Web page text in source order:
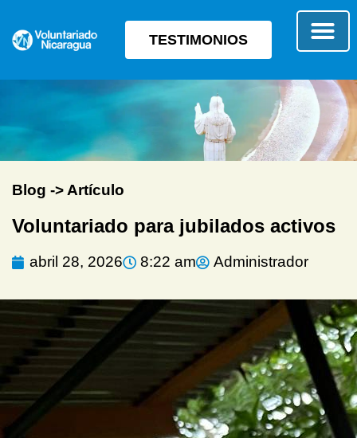
TESTIMONIOS
Blog -> Artículo
Voluntariado para jubilados activos
abril 28, 2026 8:22 am Administrador